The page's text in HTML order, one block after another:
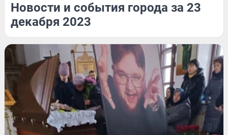
Новости и события города за 23
декабря 2023